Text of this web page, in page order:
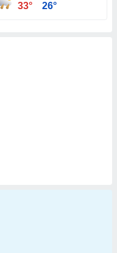
33° 26°